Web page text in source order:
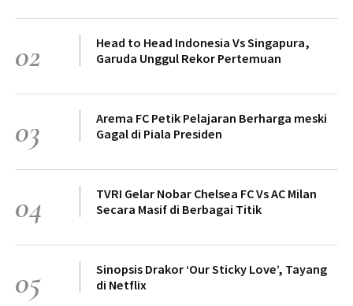
02
Head to Head Indonesia Vs Singapura,
Garuda Unggul Rekor Pertemuan
03
Arema FC Petik Pelajaran Berharga meski
Gagal di Piala Presiden
04
TVRI Gelar Nobar Chelsea FC Vs AC Milan
Secara Masif di Berbagai Titik
05
Sinopsis Drakor ‘Our Sticky Love’, Tayang
di Netflix